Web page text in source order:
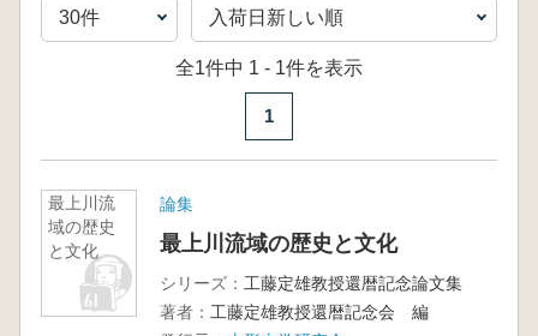
全1件中 1 - 1件を表示
1
最上川流
域の歴史
と文化
論集
最上川流域の歴史と文化
シリーズ： 工藤定雄教授還暦記念論文集
著者： 工藤定雄教授還暦記念会 編